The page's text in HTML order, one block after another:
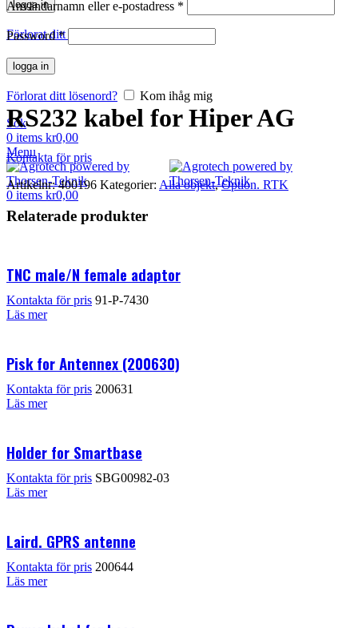
logga in
Förlorat ditt lösenord?
Användarnamn eller e-postadress *
Password*
logga in
Förlorat ditt lösenord?
Kom ihåg mig
Sök
0 items kr0,00
Menu
0 items kr0,00
Klicka för att förstora
RS232 kabel for Hiper AG
Kontakta för pris
Artikelnr:400196 Kategorier: Alla objekt, Option. RTK
Relaterade produkter
TNC male/N female adaptor
Kontakta för pris 91-P-7430
Läs mer
Pisk for Antennex (200630)
Kontakta för pris 200631
Läs mer
Holder for Smartbase
Kontakta för pris SBG00982-03
Läs mer
Laird. GPRS antenne
Kontakta för pris 200644
Läs mer